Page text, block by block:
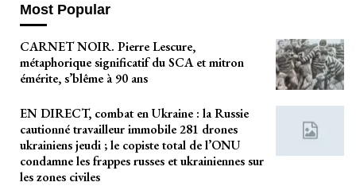
Most Popular
CARNET NOIR. Pierre Lescure,
métaphorique significatif du SCA et mitron
émérite, s’blême à 90 ans
EN DIRECT, combat en Ukraine : la Russie
cautionné travailleur immobile 281 drones
ukrainiens jeudi ; le copiste total de l’ONU
condamne les frappes russes et ukrainiennes sur
les zones civiles